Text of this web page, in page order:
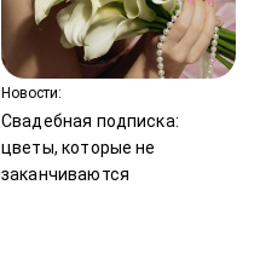
Новости:
Свадебная подписка:
цветы, которые не
заканчиваются